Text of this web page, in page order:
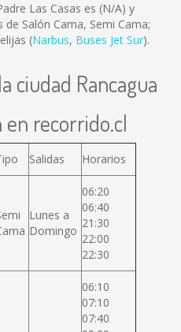
Las Casas es (N/A) y
Salón Cama, Semi Cama;
(Narbus, Buses Jet Sur).
ciudad Rancagua
en recorrido.cl
Salidas Horarios
Lunes a
Domingo
06:20
06:40
21:30
22:00
22:30
06:10
07:10
07:40